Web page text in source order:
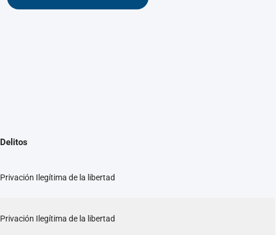
Delitos
Privación Ilegítima de la libertad
Privación Ilegítima de la libertad